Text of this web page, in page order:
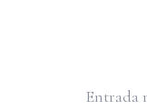
Entrada